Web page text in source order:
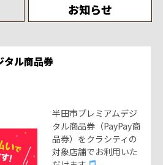
お知らせ
タル商品券
半田市プレミアムデジ
タル商品券（PayPay商
品券）をクラシティの
対象店舗でお利用いた